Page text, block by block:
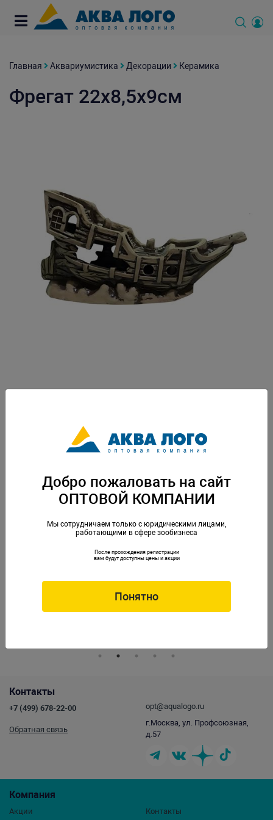
Главная Аквариумистика Декорации Керамика
Фрегат 22x8,5x9см
террариумистике и фитодизайне. Не подлежит обязательной
сертификации. пр-во Россия, г. Орел. Вес: 0,43 кг. Упаковка: по 1 шт
Аналогичные товары
Гипер Колонна 11,5x11x34см
Декорация GLOXY Скала L 15х8х14.5
Компания
Акции
Контакты
Контакты
+7 (499) 678-22-00
Обратная связь
opt@aqualogo.ru
г.Москва, ул. Профсоюзная,
д.57
Добро пожаловать на сайт
ОПТОВОЙ КОМПАНИИ
Мы сотрудничаем только с юридическими лицами,
работающими в сфере зообизнеса
После прохождения регистрации
вам будут доступны цены и акции
Понятно